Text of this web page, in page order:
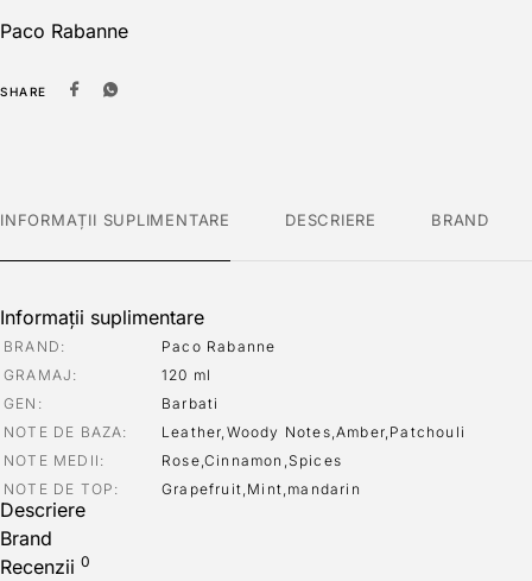
Paco Rabanne
SHARE
INFORMAȚII SUPLIMENTARE DESCRIERE BRAND
Informații suplimentare
BRAND
Paco Rabanne
GRAMAJ
120 ml
GEN
Barbati
NOTE DE BAZA
Leather,Woody Notes,Amber,Patchouli
NOTE MEDII
Rose,Cinnamon,Spices
NOTE DE TOP
Grapefruit,Mint,mandarin
Descriere
Brand
Recenzii 0